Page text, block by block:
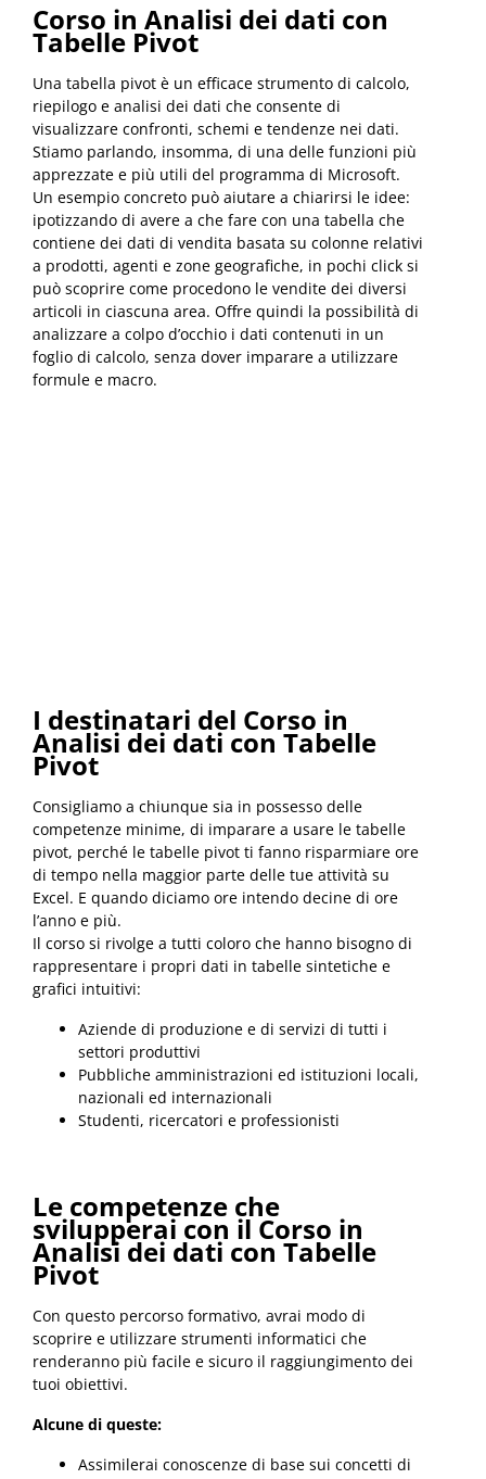
Corso in Analisi dei dati con
Tabelle Pivot
Una tabella pivot è un efficace strumento di calcolo,
riepilogo e analisi dei dati che consente di
visualizzare confronti, schemi e tendenze nei dati.
Stiamo parlando, insomma, di una delle funzioni più
apprezzate e più utili del programma di Microsoft.
Un esempio concreto può aiutare a chiarirsi le idee:
ipotizzando di avere a che fare con una tabella che
contiene dei dati di vendita basata su colonne relativi
a prodotti, agenti e zone geografiche, in pochi click si
può scoprire come procedono le vendite dei diversi
articoli in ciascuna area. Offre quindi la possibilità di
analizzare a colpo d’occhio i dati contenuti in un
foglio di calcolo, senza dover imparare a utilizzare
formule e macro.
I destinatari del Corso in
Analisi dei dati con Tabelle
Pivot
Consigliamo a chiunque sia in possesso delle
competenze minime, di imparare a usare le tabelle
pivot, perché le tabelle pivot ti fanno risparmiare ore
di tempo nella maggior parte delle tue attività su
Excel. E quando diciamo ore intendo decine di ore
l’anno e più.
Il corso si rivolge a tutti coloro che hanno bisogno di
rappresentare i propri dati in tabelle sintetiche e
grafici intuitivi:
Aziende di produzione e di servizi di tutti i
settori produttivi
Pubbliche amministrazioni ed istituzioni locali,
nazionali ed internazionali
Studenti, ricercatori e professionisti
Le competenze che
svilupperai con il Corso in
Analisi dei dati con Tabelle
Pivot
Con questo percorso formativo, avrai modo di
scoprire e utilizzare strumenti informatici che
renderanno più facile e sicuro il raggiungimento dei
tuoi obiettivi.
Alcune di queste:
Assimilerai conoscenze di base sui concetti di